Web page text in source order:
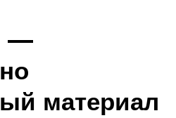
—
материал